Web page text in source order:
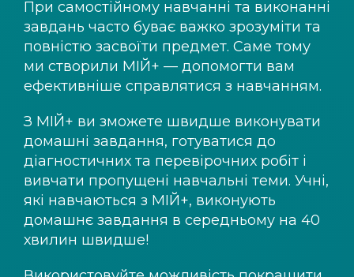
При самостійному навчанні та виконанні
завдань часто буває важко зрозуміти та
повністю засвоїти предмет. Саме тому
ми створили МІЙ+ — допомогти вам
ефективніше справлятися з навчанням.
З МІЙ+ ви зможете швидше виконувати
домашні завдання, готуватися до
діагностичних та перевірочних робіт і
вивчати пропущені навчальні теми. Учні,
які навчаються з МІЙ+, виконують
домашнє завдання в середньому на 40
хвилин швидше!